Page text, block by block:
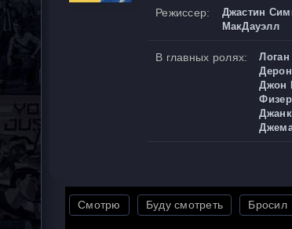
Режиссер:
Джастин
МакДауэлл
В главных ролях:
Джон
Смотрю Буду смотреть Бросил